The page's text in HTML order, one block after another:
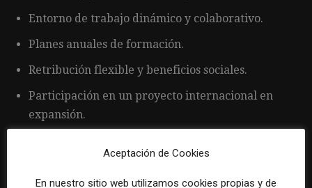
Entorno de trabajo dinámico y colaborativo.
Planes anuales de formación.
Retribución flexible y beneficios sociales.
Participación en un proyecto internacional en
expansión.
Aceptación de Cookies
En nuestro sitio web utilizamos cookies propias y de